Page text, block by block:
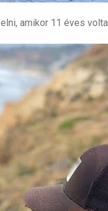
amikor 11 éves